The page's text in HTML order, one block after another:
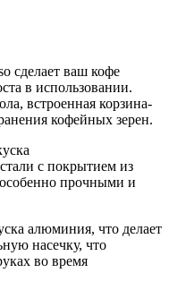
сделает ваш кофе
в использовании.
встроенная корзина-
кофейных зерен.
с покрытием из
особенно прочными и
алюминия, что делает
насечку, что
во время